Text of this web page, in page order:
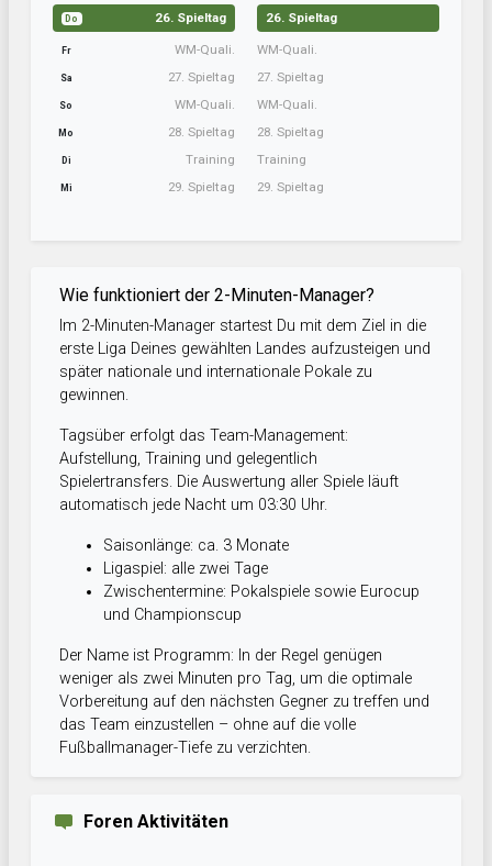
Do 26. Spieltag
Fr WM-Quali.
Sa 27. Spieltag
So WM-Quali.
Mo 28. Spieltag
Di Training
Mi 29. Spieltag
26. Spieltag
WM-Quali.
27. Spieltag
WM-Quali.
28. Spieltag
Training
29. Spieltag
Wie funktioniert der 2-Minuten-Manager?
Im 2-Minuten-Manager startest Du mit dem Ziel in die
erste Liga Deines gewählten Landes aufzusteigen und
später nationale und internationale Pokale zu
gewinnen.
Tagsüber erfolgt das Team-Management:
Aufstellung, Training und gelegentlich
Spielertransfers. Die Auswertung aller Spiele läuft
automatisch jede Nacht um 03:30 Uhr.
Saisonlänge: ca. 3 Monate
Ligaspiel: alle zwei Tage
Zwischentermine: Pokalspiele sowie Eurocup
und Championscup
Der Name ist Programm: In der Regel genügen
weniger als zwei Minuten pro Tag, um die optimale
Vorbereitung auf den nächsten Gegner zu treffen und
das Team einzustellen – ohne auf die volle
Fußballmanager-Tiefe zu verzichten.
Foren Aktivitäten